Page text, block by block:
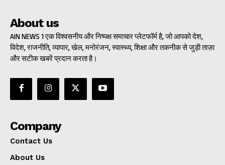
About us
AIN NEWS 1 एक विश्वसनीय और निष्पक्ष समाचार प्लेटफॉर्म है, जो आपको देश,
विदेश, राजनीति, व्यापार, खेल, मनोरंजन, स्वास्थ्य, शिक्षा और तकनीक से जुड़ी ताज़ा
और सटीक खबरें प्रदान करता है।
Company
Contact Us
About Us